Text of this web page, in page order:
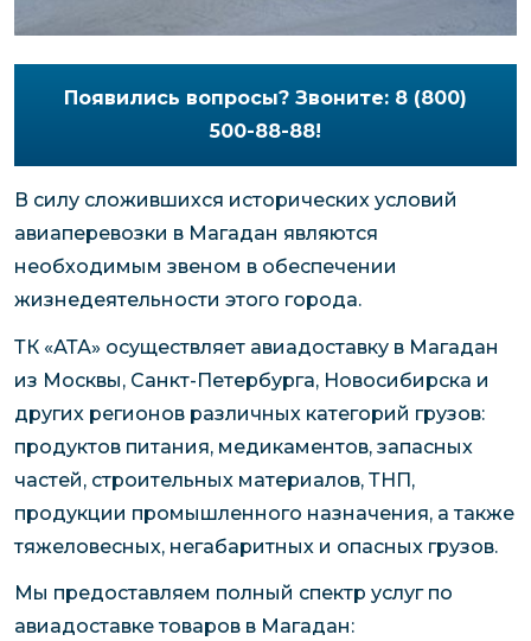
Появились вопросы? Звоните: 8 (800)
500-88-88!
В силу сложившихся исторических условий
авиаперевозки в Магадан являются
необходимым звеном в обеспечении
жизнедеятельности этого города.
ТК «АТА» осуществляет авиадоставку в Магадан
из Москвы, Санкт-Петербурга, Новосибирска и
других регионов различных категорий грузов:
продуктов питания, медикаментов, запасных
частей, строительных материалов, ТНП,
продукции промышленного назначения, а также
тяжеловесных, негабаритных и опасных грузов.
Мы предоставляем полный спектр услуг по
авиадоставке товаров в Магадан: